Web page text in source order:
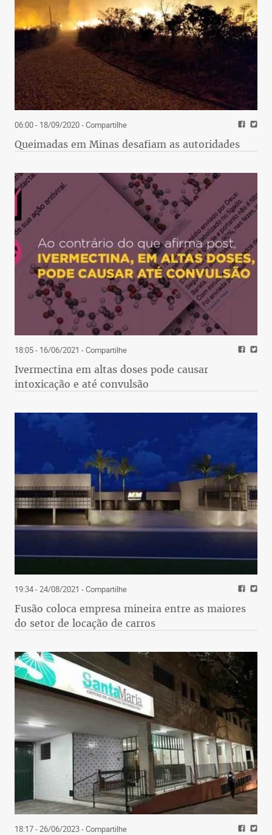
06:00 - 18/09/2020- Compartilhe
Queimadas em Minas desafiam as autoridades
18:05 - 16/06/2021 - Compartilhe
Ivermectina em altas doses pode causar
intoxicação e até convulsão
19:34 - 24/08/2021 - Compartilhe
Fusão coloca empresa mineira entre as maiores
do setor de locação de carros
18:17 - 26/06/2023- Compartilhe